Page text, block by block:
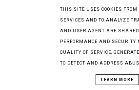
THIS SITE USES COOKIES FROM
SERVICES AND TO ANALYZE
AND USER-AGENT ARE
PERFORMANCE AND SECURITY
QUALITY OF SERVICE,
TO DETECT AND ADDRESS
LEARN MORE